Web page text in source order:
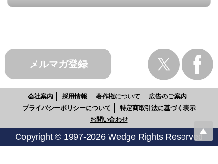
メルマガ登録
会社案内 採用情報 著作権について
広告のご案内
プライバシーポリシーについて
特定商取引法に基づく表示
お問い合わせ
Copyright © 1997-2026 Wedge Rights Reserved